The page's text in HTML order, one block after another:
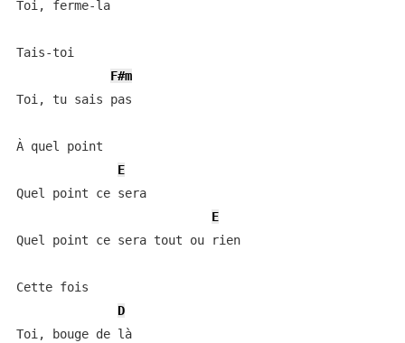
Toi, ferme-la
Tais-toi
F#m
Toi, tu sais pas
À quel point
E
Quel point ce sera
E
Quel point ce sera tout ou rien
Cette fois
D
Toi, bouge de là